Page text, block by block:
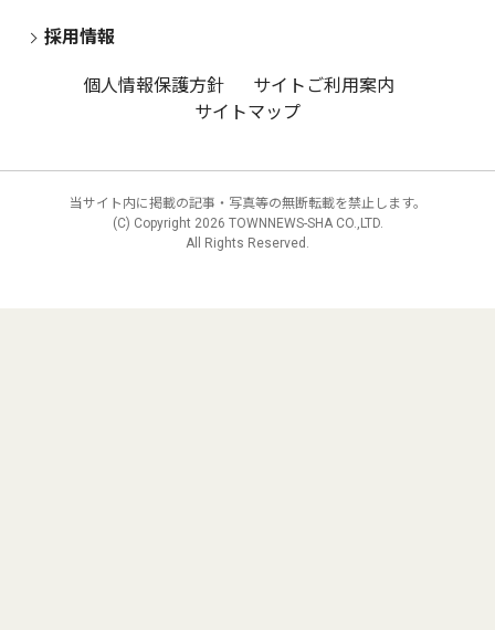
採用情報
個人情報保護方針
サイトご利用案内
サイトマップ
当サイト内に掲載の記事・写真等の無断転載を禁止します。
(C) Copyright 2026 TOWNNEWS-SHA CO.,LTD.
All Rights Reserved.